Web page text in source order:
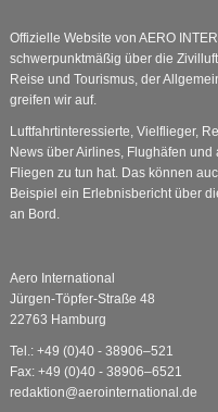
Offizielle Website von AERO
schwerpunktmäßig über die
Reise und Tourismus, der
greifen wir auf.
Luftfahrtinteressierte, Vielflieger,
News über Airlines, Flughäfen
Fliegen zu tun hat. Das können
Beispiel ein Erlebnisbericht über
an Bord.
Aero International
Jürgen-Töpfer-Straße 48
22763 Hamburg
Tel.: +49 (0)40 - 38906–521
Fax: +49 (0)40 - 38906–6521
redaktion@aerointernational.de